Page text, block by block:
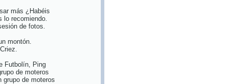
más ¿Habéis
lo recomiendo.
de fotos.
montón.
Futbolín, Ping
de moteros
grupo de moteros